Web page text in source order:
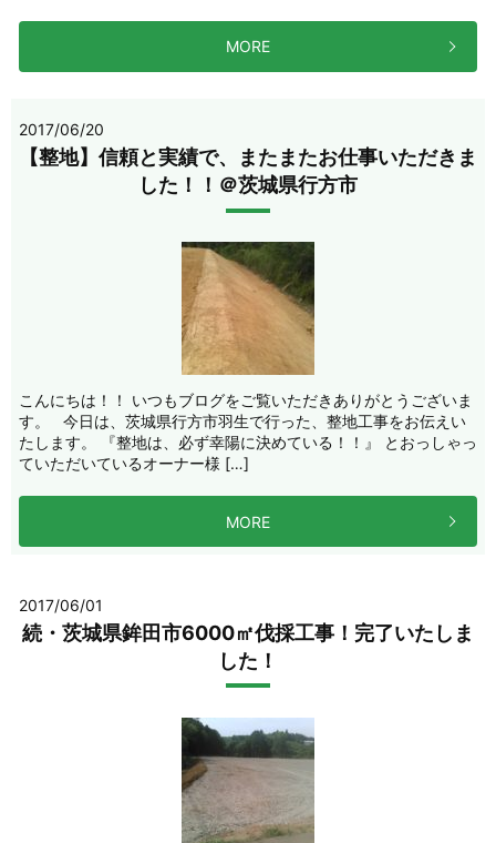
MORE
2017/06/20
【整地】信頼と実績で、またまたお仕事いただきま
した！！＠茨城県行方市
こんにちは！！ いつもブログをご覧いただきありがとうございま
す。 今日は、茨城県行方市羽生で行った、整地工事をお伝えい
たします。 『整地は、必ず幸陽に決めている！！』 とおっしゃっ
ていただいているオーナー様 […]
MORE
2017/06/01
続・茨城県鉾田市6000㎡伐採工事！完了いたしま
した！